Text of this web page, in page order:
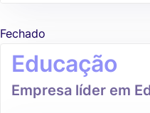
Fechado
Educação
Empresa líder em